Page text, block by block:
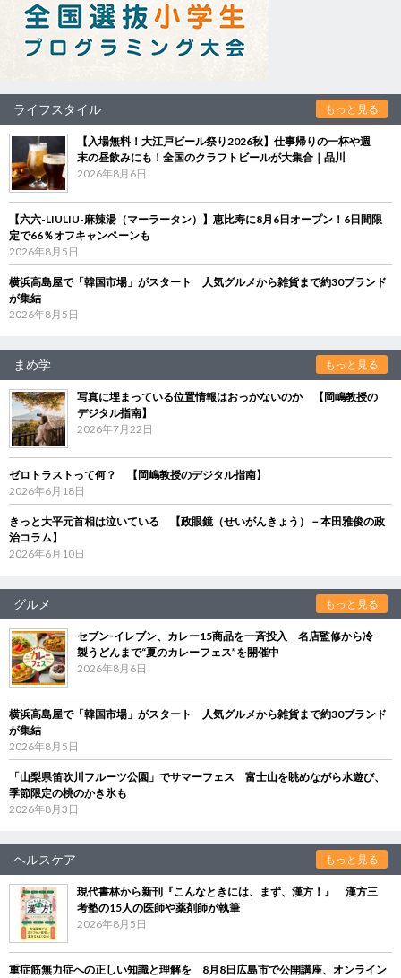
ライフスタイル もっと見る
【入場無料！大江戸ビール祭り2026秋】仕事帰りの一杯や週
末の昼飲みにも！全国のクラフトビールが大集合｜品川
2026年8月6日
【六六-LIULIU-麻辣湯（マーラータン）】恵比寿に8月6日オープン！6日間限
定で66％オフキャンペーンも
2026年8月5日
横浜高島屋で「韓国市場」がスタート 人気グルメから雑貨まで約30ブランド
が集結
2026年8月5日
まめ学 もっと見る
写真に埋まっている位置情報はおっかないのか 【岡嶋教授の
デジタル指南】
2026年7月22日
ゼロトラストって何？ 【岡嶋教授のデジタル指南】
2026年6月18日
きっと大平元首相は泣いている 【政眼鏡（せいがんきょう）－本田雅俊の政
治コラム】
2026年6月10日
グルメ もっと見る
セブン‐イレブン、カレー15商品を一斉投入 名店監修から冷
製うどんまで“夏のカレーフェス”を開催中
2026年8月6日
横浜高島屋で「韓国市場」がスタート 人気グルメから雑貨まで約30ブランド
が集結
2026年8月5日
「山梨県笛吹川フルーツ公園」でサマーフェス 富士山を眺めながら水遊び、
季節限定の桃のかき氷も
2026年8月3日
ヘルスケア もっと見る
現代書林から新刊『こんなときには、まず、漢方！』 漢方三
考塾の15人の医師や薬剤師が執筆
2026年8月5日
重症筋無力症への正しい知識と理解を 8月8日広島市で公開講座、オンライン